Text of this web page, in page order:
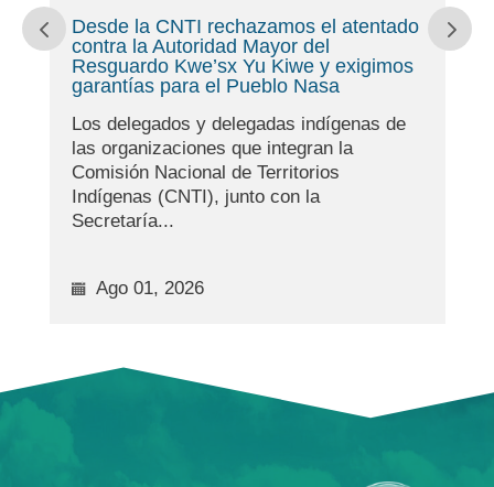
Desde la CNTI rechazamos el atentado
contra la Autoridad Mayor del
Resguardo Kwe’sx Yu Kiwe y exigimos
garantías para el Pueblo Nasa
Los delegados y delegadas indígenas de
las organizaciones que integran la
Comisión Nacional de Territorios
Indígenas (CNTI), junto con la
Secretaría...
Ago 01, 2026